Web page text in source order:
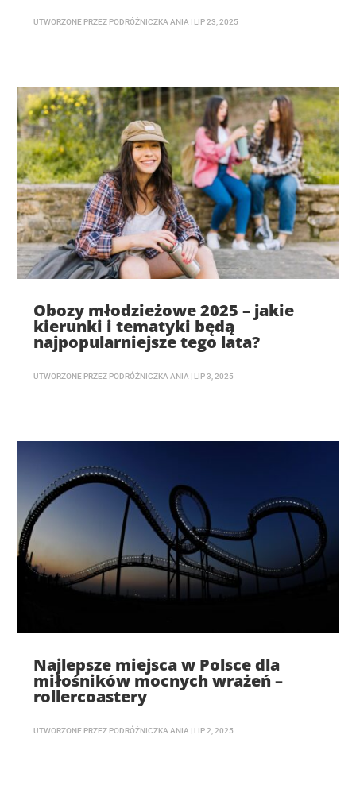
UTWORZONE PRZEZ PODRÓŻNICZKA ANIA | LIP 23, 2025
Obozy młodzieżowe 2025 – jakie
kierunki i tematyki będą
najpopularniejsze tego lata?
UTWORZONE PRZEZ PODRÓŻNICZKA ANIA | LIP 3, 2025
Najlepsze miejsca w Polsce dla
miłośników mocnych wrażeń –
rollercoastery
UTWORZONE PRZEZ PODRÓŻNICZKA ANIA | LIP 2, 2025